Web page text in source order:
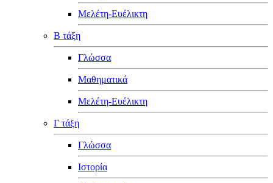
Μελέτη-Ευέλικτη
Β τάξη
Γλώσσα
Μαθηματικά
Μελέτη-Ευέλικτη
Γ τάξη
Γλώσσα
Ιστορία